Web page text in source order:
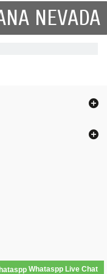
NEVADA
Whataspp Live Chat